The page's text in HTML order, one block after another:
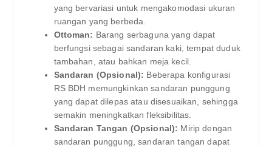
yang bervariasi untuk mengakomodasi ukuran
ruangan yang berbeda.
Ottoman: Barang serbaguna yang dapat
berfungsi sebagai sandaran kaki, tempat duduk
tambahan, atau bahkan meja kecil.
Sandaran (Opsional): Beberapa konfigurasi
RS BDH memungkinkan sandaran punggung
yang dapat dilepas atau disesuaikan, sehingga
semakin meningkatkan fleksibilitas.
Sandaran Tangan (Opsional): Mirip dengan
sandaran punggung, sandaran tangan dapat